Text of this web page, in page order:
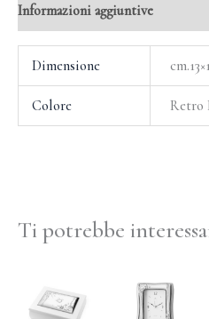
Informazioni aggiuntive
Dimensione
Colore Retro
Ti potrebbe